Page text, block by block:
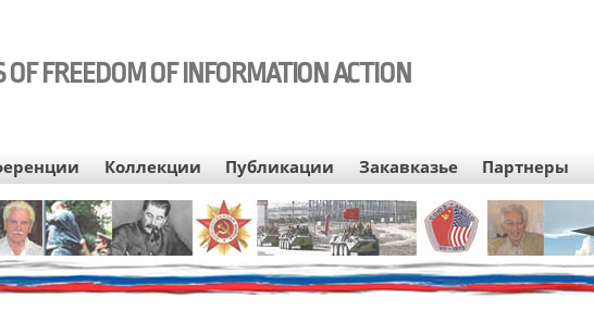
OF FREEDOM OF INFORMATION ACTION
Коллекции Публикации Закавказье Партнеры